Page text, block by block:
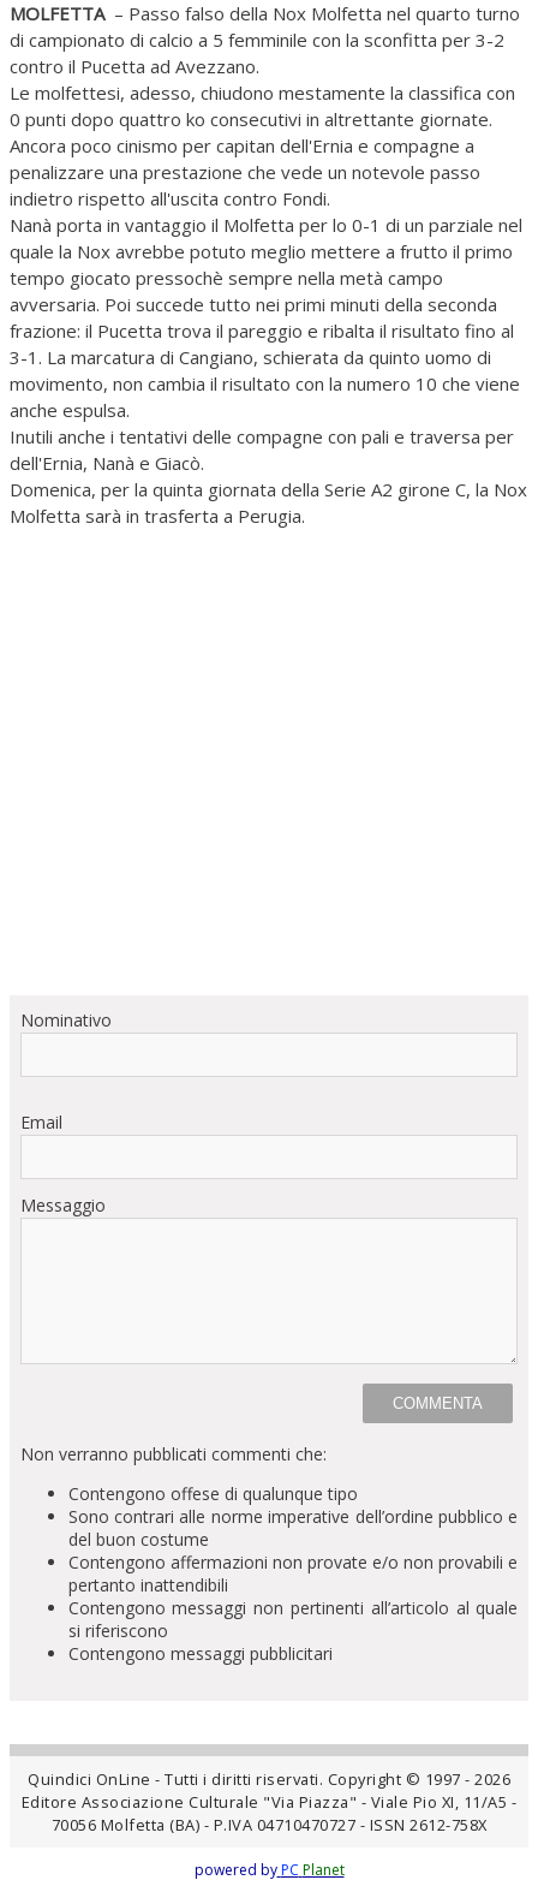
MOLFETTA– Passo falso della Nox Molfetta nel quarto turno
di campionato di calcio a 5 femminile con la sconfitta per 3-2
contro il Pucetta ad Avezzano.
Le molfettesi, adesso, chiudono mestamente la classifica con
0 punti dopo quattro ko consecutivi in altrettante giornate.
Ancora poco cinismo per capitan dell'Ernia e compagne a
penalizzare una prestazione che vede un notevole passo
indietro rispetto all'uscita contro Fondi.
Nanà porta in vantaggio il Molfetta per lo 0-1 di un parziale nel
quale la Nox avrebbe potuto meglio mettere a frutto il primo
tempo giocato pressochè sempre nella metà campo
avversaria. Poi succede tutto nei primi minuti della seconda
frazione: il Pucetta trova il pareggio e ribalta il risultato fino al
3-1. La marcatura di Cangiano, schierata da quinto uomo di
movimento, non cambia il risultato con la numero 10 che viene
anche espulsa.
Inutili anche i tentativi delle compagne con pali e traversa per
dell'Ernia, Nanà e Giacò.
Domenica, per la quinta giornata della Serie A2 girone C, la Nox
Molfetta sarà in trasferta a Perugia.
Nominativo
Email
Messaggio
Non verranno pubblicati commenti che:
Contengono offese di qualunque tipo
Sono contrari alle norme imperative dell’ordine pubblico e
del buon costume
Contengono affermazioni non provate e/o non provabili e
pertanto inattendibili
Contengono messaggi non pertinenti all’articolo al quale
si riferiscono
Contengono messaggi pubblicitari
Quindici OnLine - Tutti i diritti riservati. Copyright © 1997 - 2026
Editore Associazione Culturale "Via Piazza" - Viale Pio XI, 11/A5 -
70056 Molfetta (BA) - P.IVA 04710470727 - ISSN 2612-758X
powered by PC Planet